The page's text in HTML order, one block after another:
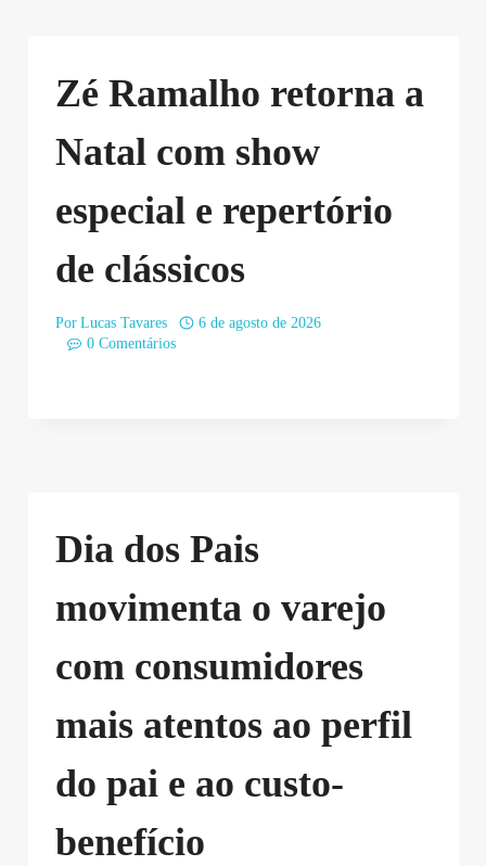
Zé Ramalho retorna a
Natal com show
especial e repertório
de clássicos
Por Lucas Tavares
6 de agosto de 2026
0 Comentários
Dia dos Pais
movimenta o varejo
com consumidores
mais atentos ao perfil
do pai e ao custo-
benefício